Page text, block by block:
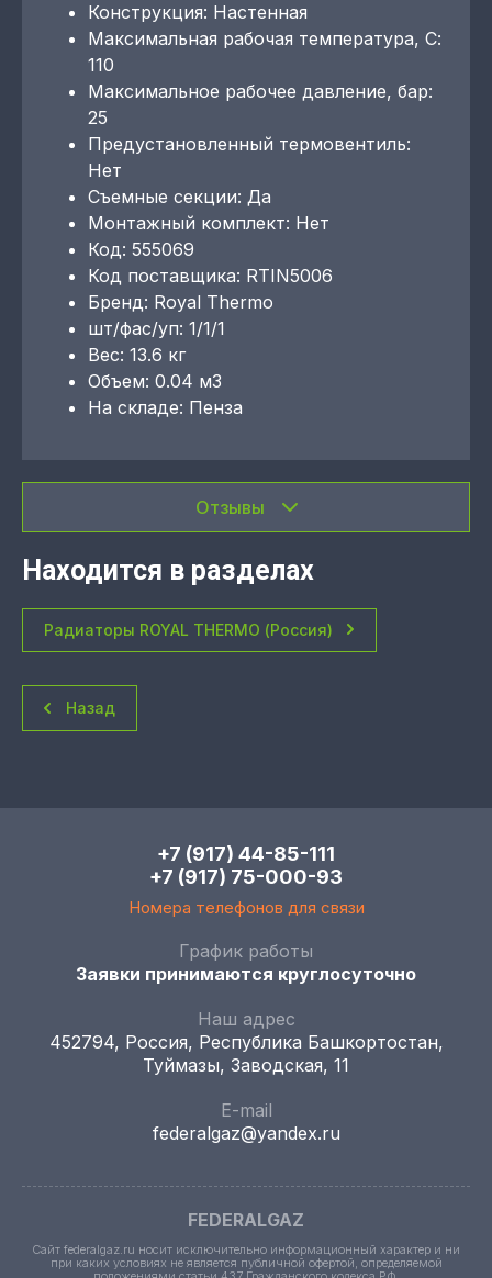
Конструкция: Настенная
Максимальная рабочая температура, С:
110
Максимальное рабочее давление, бар:
25
Предустановленный термовентиль:
Нет
Съемные секции: Да
Монтажный комплект: Нет
Код: 555069
Код поставщика: RTIN5006
Бренд: Royal Thermo
шт/фас/уп: 1/1/1
Вес: 13.6 кг
Объем: 0.04 м3
На складе: Пенза
Отзывы
Находится в разделах
Радиаторы ROYAL THERMO (Россия)
Назад
+7 (917) 44-85-111
+7 (917) 75-000-93
Номера телефонов для связи
График работы
Заявки принимаются круглосуточно
Наш адрес
452794, Россия, Республика Башкортостан,
Туймазы, Заводская, 11
E-mail
federalgaz@yandex.ru
FEDERALGAZ
Сайт federalgaz.ru носит исключительно информационный характер и ни
при каких условиях не является публичной офертой, определяемой